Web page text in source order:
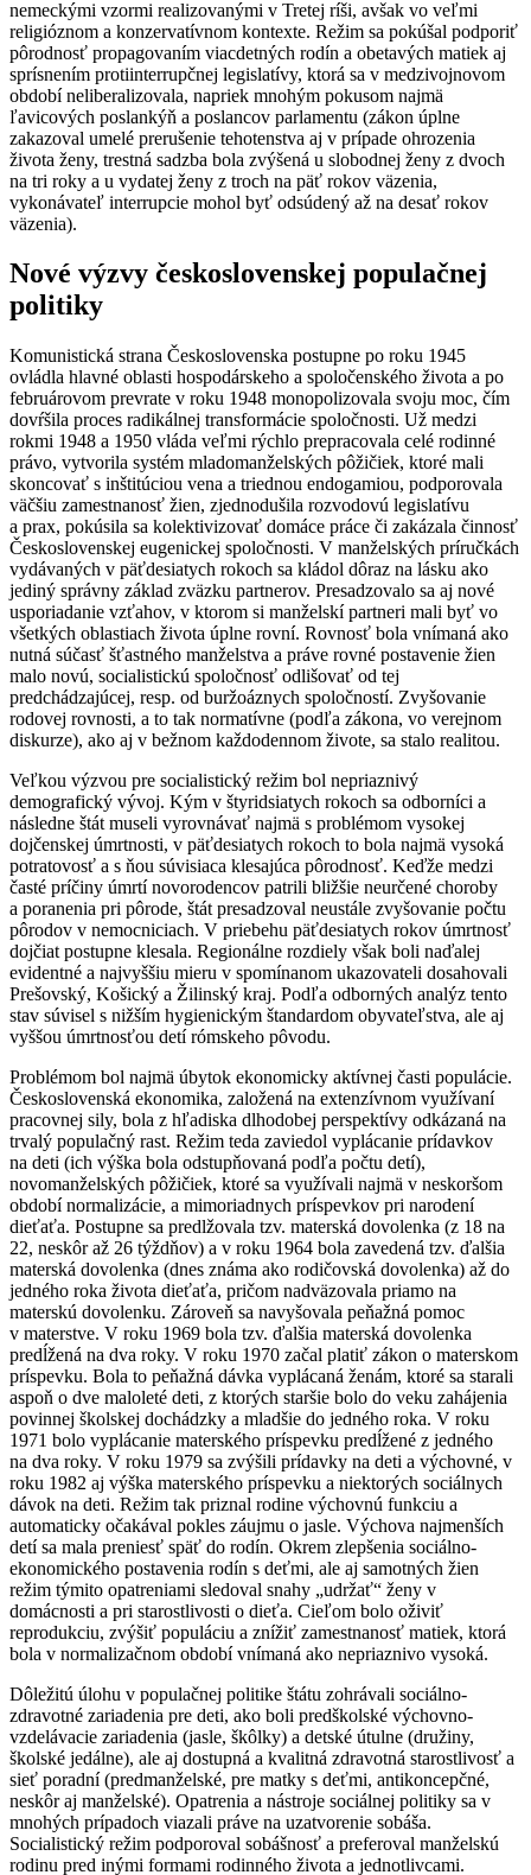
nemeckými vzormi realizovanými v Tretej ríši, avšak vo veľmi
religióznom a konzervatívnom kontexte. Režim sa pokúšal podporiť
pôrodnosť propagovaním viacdetných rodín a obetavých matiek aj
sprísnením protiinterrupčnej legislatívy, ktorá sa v medzivojnovom
období neliberalizovala, napriek mnohým pokusom najmä
ľavicových poslankýň a poslancov parlamentu (zákon úplne
zakazoval umelé prerušenie tehotenstva aj v prípade ohrozenia
života ženy, trestná sadzba bola zvýšená u slobodnej ženy z dvoch
na tri roky a u vydatej ženy z troch na päť rokov väzenia,
vykonávateľ interrupcie mohol byť odsúdený až na desať rokov
väzenia).
Nové výzvy československej populačnej
politiky
Komunistická strana Československa postupne po roku 1945
ovládla hlavné oblasti hospodárskeho a spoločenského života a po
februárovom prevrate v roku 1948 monopolizovala svoju moc, čím
dovŕšila proces radikálnej transformácie spoločnosti. Už medzi
rokmi 1948 a 1950 vláda veľmi rýchlo prepracovala celé rodinné
právo, vytvorila systém mladomanželských pôžičiek, ktoré mali
skoncovať s inštitúciou vena a triednou endogamiou, podporovala
väčšiu zamestnanosť žien, zjednodušila rozvodovú legislatívu
a prax, pokúsila sa kolektivizovať domáce práce či zakázala činnosť
Československej eugenickej spoločnosti. V manželských príručkách
vydávaných v päťdesiatych rokoch sa kládol dôraz na lásku ako
jediný správny základ zväzku partnerov. Presadzovalo sa aj nové
usporiadanie vzťahov, v ktorom si manželskí partneri mali byť vo
všetkých oblastiach života úplne rovní. Rovnosť bola vnímaná ako
nutná súčasť šťastného manželstva a práve rovné postavenie žien
malo novú, socialistickú spoločnosť odlišovať od tej
predchádzajúcej, resp. od buržoáznych spoločností. Zvyšovanie
rodovej rovnosti, a to tak normatívne (podľa zákona, vo verejnom
diskurze), ako aj v bežnom každodennom živote, sa stalo realitou.
Veľkou výzvou pre socialistický režim bol nepriaznivý
demografický vývoj. Kým v štyridsiatych rokoch sa odborníci a
následne štát museli vyrovnávať najmä s problémom vysokej
dojčenskej úmrtnosti, v päťdesiatych rokoch to bola najmä vysoká
potratovosť a s ňou súvisiaca klesajúca pôrodnosť. Keďže medzi
časté príčiny úmrtí novorodencov patrili bližšie neurčené choroby
a poranenia pri pôrode, štát presadzoval neustále zvyšovanie počtu
pôrodov v nemocniciach. V priebehu päťdesiatych rokov úmrtnosť
dojčiat postupne klesala. Regionálne rozdiely však boli naďalej
evidentné a najvyššiu mieru v spomínanom ukazovateli dosahovali
Prešovský, Košický a Žilinský kraj. Podľa odborných analýz tento
stav súvisel s nižším hygienickým štandardom obyvateľstva, ale aj
vyššou úmrtnosťou detí rómskeho pôvodu.
Problémom bol najmä úbytok ekonomicky aktívnej časti populácie.
Československá ekonomika, založená na extenzívnom využívaní
pracovnej sily, bola z hľadiska dlhodobej perspektívy odkázaná na
trvalý populačný rast. Režim teda zaviedol vyplácanie prídavkov
na deti (ich výška bola odstupňovaná podľa počtu detí),
novomanželských pôžičiek, ktoré sa využívali najmä v neskoršom
období normalizácie, a mimoriadnych príspevkov pri narodení
dieťaťa. Postupne sa predlžovala tzv. materská dovolenka (z 18 na
22, neskôr až 26 týždňov) a v roku 1964 bola zavedená tzv. ďalšia
materská dovolenka (dnes známa ako rodičovská dovolenka) až do
jedného roka života dieťaťa, pričom nadväzovala priamo na
materskú dovolenku. Zároveň sa navyšovala peňažná pomoc
v materstve. V roku 1969 bola tzv. ďalšia materská dovolenka
predĺžená na dva roky. V roku 1970 začal platiť zákon o materskom
príspevku. Bola to peňažná dávka vyplácaná ženám, ktoré sa starali
aspoň o dve maloleté deti, z ktorých staršie bolo do veku zahájenia
povinnej školskej dochádzky a mladšie do jedného roka. V roku
1971 bolo vyplácanie materského príspevku predĺžené z jedného
na dva roky. V roku 1979 sa zvýšili prídavky na deti a výchovné, v
roku 1982 aj výška materského príspevku a niektorých sociálnych
dávok na deti. Režim tak priznal rodine výchovnú funkciu a
automaticky očakával pokles záujmu o jasle. Výchova najmenších
detí sa mala preniesť späť do rodín. Okrem zlepšenia sociálno-
ekonomického postavenia rodín s deťmi, ale aj samotných žien
režim týmito opatreniami sledoval snahy „udržať“ ženy v
domácnosti a pri starostlivosti o dieťa. Cieľom bolo oživiť
reprodukciu, zvýšiť populáciu a znížiť zamestnanosť matiek, ktorá
bola v normalizačnom období vnímaná ako nepriaznivo vysoká.
Dôležitú úlohu v populačnej politike štátu zohrávali sociálno-
zdravotné zariadenia pre deti, ako boli predškolské výchovno-
vzdelávacie zariadenia (jasle, škôlky) a detské útulne (družiny,
školské jedálne), ale aj dostupná a kvalitná zdravotná starostlivosť a
sieť poradní (predmanželské, pre matky s deťmi, antikoncepčné,
neskôr aj manželské). Opatrenia a nástroje sociálnej politiky sa v
mnohých prípadoch viazali práve na uzatvorenie sobáša.
Socialistický režim podporoval sobášnosť a preferoval manželskú
rodinu pred inými formami rodinného života a jednotlivcami.